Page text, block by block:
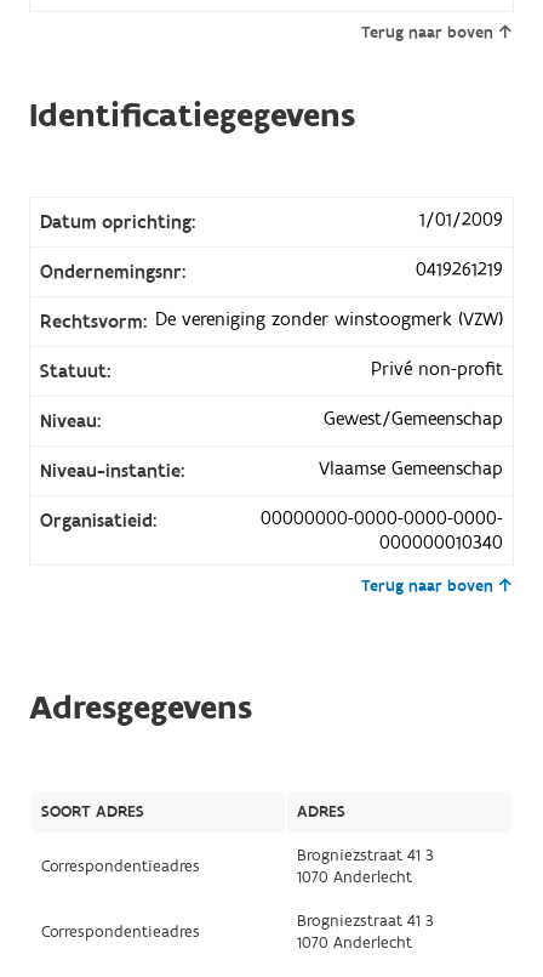
Terug naar boven
Identificatiegegevens
Datum oprichting: 1/01/2009
Ondernemingsnr: 0419261219
Rechtsvorm: De vereniging zonder winstoogmerk (VZW)
Statuut: Privé non-profit
Niveau: Gewest/Gemeenschap
Niveau-instantie: Vlaamse Gemeenschap
Organisatieid:
00000000-0000-0000-0000-
000000010340
Terug naar boven
Adresgegevens
SOORT ADRES ADRES
Correspondentieadres
Brogniezstraat 41 3
1070 Anderlecht
Correspondentieadres
Brogniezstraat 41 3
1070 Anderlecht